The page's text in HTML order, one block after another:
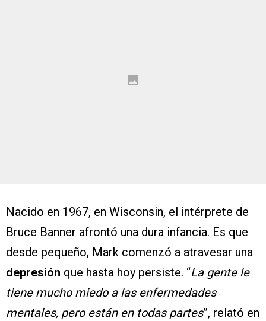
Nacido en 1967, en Wisconsin, el intérprete de
Bruce Banner afrontó una dura infancia. Es que
desde pequeño, Mark comenzó a atravesar una
depresión que hasta hoy persiste. “La gente le
tiene mucho miedo a las enfermedades
mentales, pero están en todas partes”, relató en